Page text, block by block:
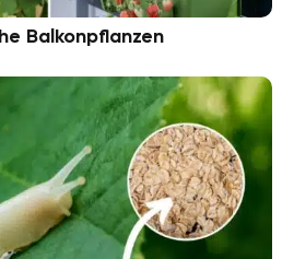
Balkonpflanzen